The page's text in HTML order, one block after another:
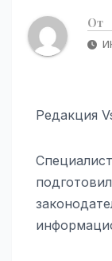
От
Редакция